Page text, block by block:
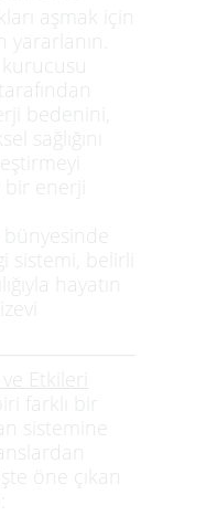
Eğitimi
ve İhtişamla Gelir
aşmak için
, kurucusu
tarafından
bedenini,
sağlığını
enerji
bünyesinde
belirli
hayatın
Etkileri
farklı bir
sistemine
öne çıkan